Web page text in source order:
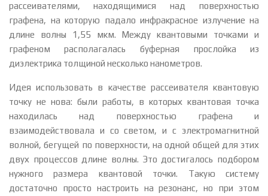
рассеивателями, находящимися над поверхностью
графена, на которую падало инфракрасное излучение на
длине волны 1,55 мкм. Между квантовыми точками и
графеном располагалась буферная прослойка из
диэлектрика толщиной несколько нанометров.
Идея использовать в качестве рассеивателя квантовую
точку не нова: были работы, в которых квантовая точка
находилась над поверхностью графена и
взаимодействовала и со светом, и с электромагнитной
волной, бегущей по поверхности, на одной общей для этих
двух процессов длине волны. Это достигалось подбором
нужного размера квантовой точки. Такую систему
достаточно просто настроить на резонанс, но при этом